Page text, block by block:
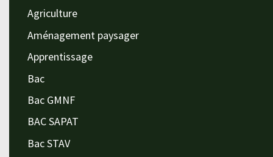
Agriculture
Aménagement paysager
Apprentissage
Bac
Bac GMNF
BAC SAPAT
Bac STAV